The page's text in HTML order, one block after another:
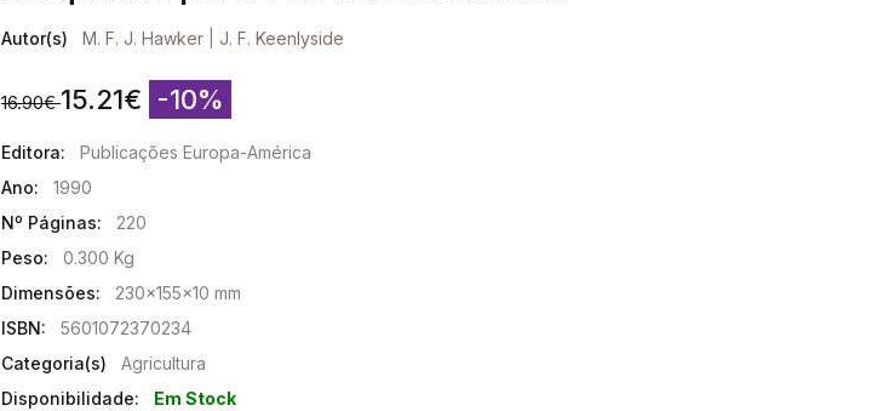
Autor(s) M. F. J. Hawker J. F. Keenlyside
16.90€ 15.21€ -10%
Editora:
Publicações Europa-América
Ano:
1990
Nº Páginas:
220
Peso:
0.300 Kg
Dimensões:
230x155x10 mm
ISBN:
5601072370234
Categoria(s)
Agricultura
Disponibilidade:
Em Stock